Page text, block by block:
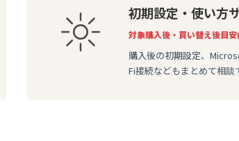
初期設定・使い方
購入後の初期設定、
Fi接続などもまとめて相談
対象購入後・買い替え後目安